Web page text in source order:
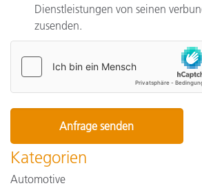
Dienstleistungen von seinen
zusenden.
Kategorien
Automotive